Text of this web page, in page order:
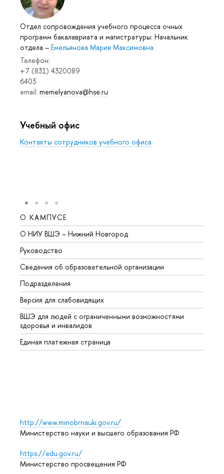
Отдел сопровождения учебного процесса очных
программ бакалавриата и магистратуры: Начальник
отдела – Емельянова Мария Максимовна
Телефон:
+7 (831) 4320089
6403
email: memelyanova@hse.ru
Учебный офис
Контакты сотрудников учебного офиса
О КАМПУСЕ
О НИУ ВШЭ – Нижний Новгород
Руководство
Сведения об образовательной организации
Подразделения
Версия для слабовидящих
ВШЭ для людей с ограниченными возможностями
здоровья и инвалидов
Единая платежная страница
http://www.minobrnauki.gov.ru/
Министерство науки и высшего образования РФ
https://edu.gov.ru/
Министерство просвещения РФ